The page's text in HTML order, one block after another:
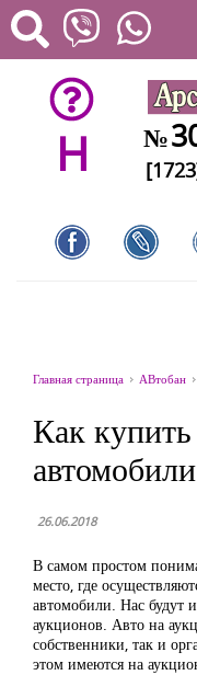
H №
Главная страница АВтобан
Как
автомобили
26.06.2018
В самом простом
место, где
автомобили. Нас будут
аукционов. Авто на
собственники, так и
этом имеются на